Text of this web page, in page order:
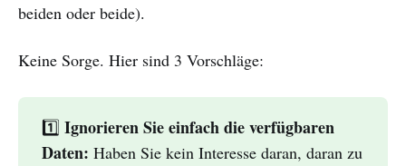
beiden oder beide).
Keine Sorge. Hier sind 3 Vorschläge:
1️⃣ Ignorieren Sie einfach die verfügbaren
Daten: Haben Sie kein Interesse daran, daran zu